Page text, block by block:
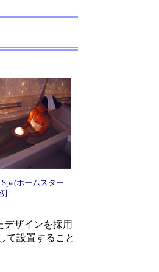
Spa(ホームスター
デザインを採用
て設置すること